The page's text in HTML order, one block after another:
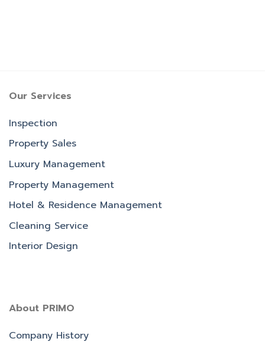
Our Services
Inspection
Property Sales
Luxury Management
Property Management
Hotel & Residence Management
Cleaning Service
Interior Design
About PRIMO
Company History